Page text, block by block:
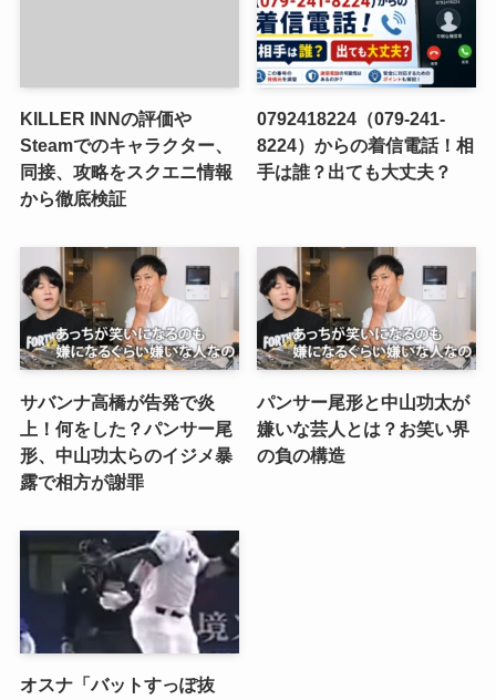
KILLER INNの評価や
Steamでのキャラクター、
同接、攻略をスクエニ情報
から徹底検証
0792418224（079-241-
8224）からの着信電話！相
手は誰？出ても大丈夫？
サバンナ高橋が告発で炎
上！何をした？パンサー尾
形、中山功太らのイジメ暴
露で相方が謝罪
パンサー尾形と中山功太が
嫌いな芸人とは？お笑い界
の負の構造
オスナ「バットすっぽ抜